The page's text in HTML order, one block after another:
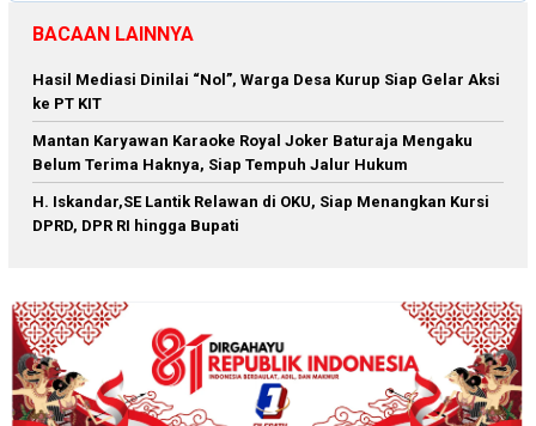
BACAAN LAINNYA
Hasil Mediasi Dinilai “Nol”, Warga Desa Kurup Siap Gelar Aksi
ke PT KIT
Mantan Karyawan Karaoke Royal Joker Baturaja Mengaku
Belum Terima Haknya, Siap Tempuh Jalur Hukum
H. Iskandar,SE Lantik Relawan di OKU, Siap Menangkan Kursi
DPRD, DPR RI hingga Bupati